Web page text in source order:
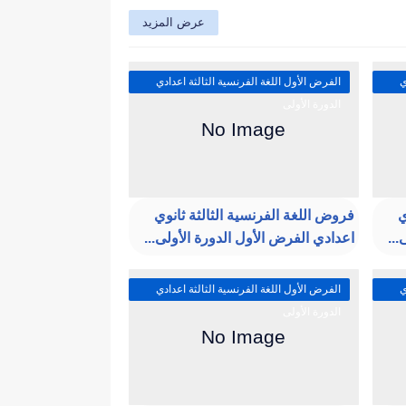
عرض المزيد
الفرض الأول اللغة الفرنسية الثالثة اعدادي
فروض اللغة الفرنسية الثالثة ثانوي
اعدادي الفرض الأول الدورة الأولى...
الفرض الأول اللغة الفرنسية الثالثة اعدادي